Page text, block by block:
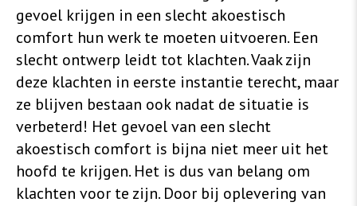
gevoel krijgen in een slecht akoestisch
comfort hun werk te moeten uitvoeren. Een
slecht ontwerp leidt tot klachten. Vaak zijn
deze klachten in eerste instantie terecht, maar
ze blijven bestaan ook nadat de situatie is
verbeterd! Het gevoel van een slecht
akoestisch comfort is bijna niet meer uit het
hoofd te krijgen. Het is dus van belang om
klachten voor te zijn. Door bij oplevering van